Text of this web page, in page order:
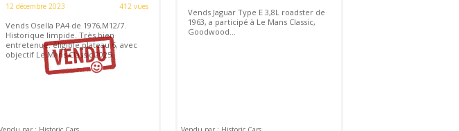
12 décembre 2023
412 vues
Vends Osella PA4 de 1976,M12/7.
Historique limpide. Très bien
entretenue. éligible plateau 6, avec
objectif Le Mans Classic 2025.
Vends Jaguar Type E 3,8L roadster de
1963, a participé à Le Mans Classic,
Goodwood...